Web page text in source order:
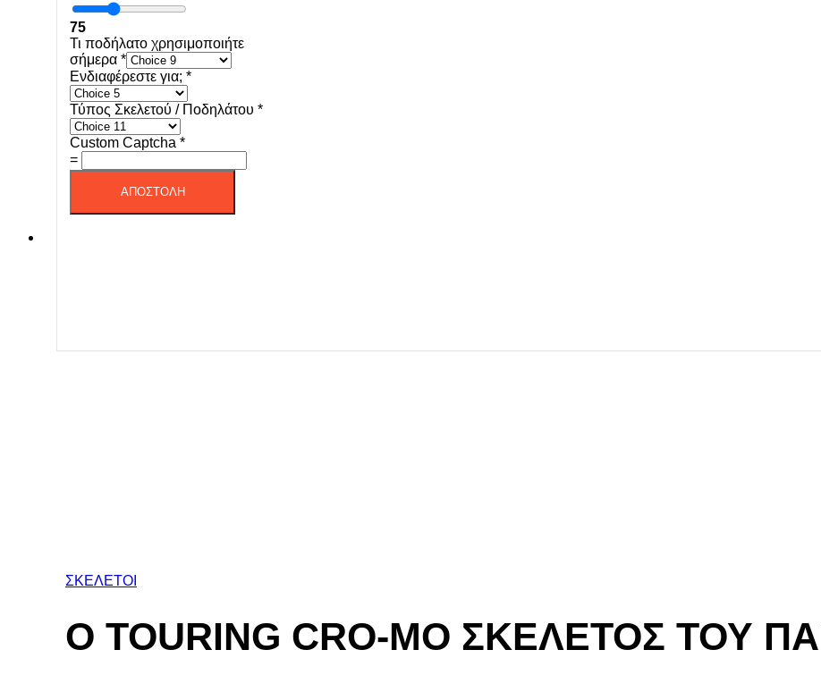
75
Τι ποδήλατο χρησιμοποιήτε
σήμερα *
Ενδιαφέρεστε για; *
Τύπος Σκελετού / Ποδηλάτου *
Custom Captcha *
=
ΑΠΟΣΤΟΛΗ
ΣΚΕΛΕΤΟΙ
Ο TOURING CRO-MO ΣΚΕΛΕΤΟΣ ΤΟΥ